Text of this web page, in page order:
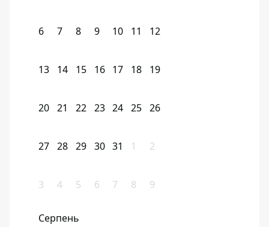
6 7 8 9 10 11 12
13 14 15 16 17 18 19
20 21 22 23 24 25 26
27 28 29 30 31 1 2
3 4 5 6 7 8 9
Серпень